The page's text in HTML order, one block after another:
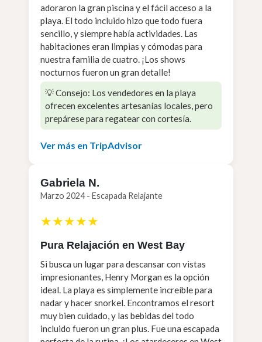
adoraron la gran piscina y el fácil acceso a la
playa. El todo incluido hizo que todo fuera
sencillo, y siempre había actividades. Las
habitaciones eran limpias y cómodas para
nuestra familia de cuatro. ¡Los shows
nocturnos fueron un gran detalle!
💡 Consejo: Los vendedores en la playa
ofrecen excelentes artesanías locales, pero
prepárese para regatear con cortesía.
Ver más en TripAdvisor
Gabriela N.
Marzo 2024 - Escapada Relajante
★★★★★
Pura Relajación en West Bay
Si busca un lugar para descansar con vistas
impresionantes, Henry Morgan es la opción
ideal. La playa es simplemente increíble para
nadar y hacer snorkel. Encontramos el resort
muy bien cuidado, y las bebidas del todo
incluido fueron un gran plus. Fue una escapada